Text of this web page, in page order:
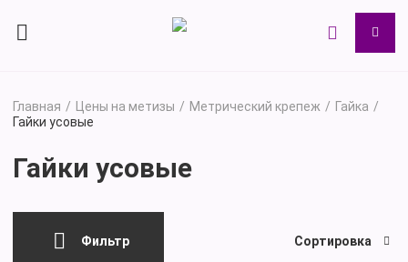
Главная Цены на метизы Метрический крепеж
Гайка
Гайки усовые
Гайки усовые
Фильтр Сортировка